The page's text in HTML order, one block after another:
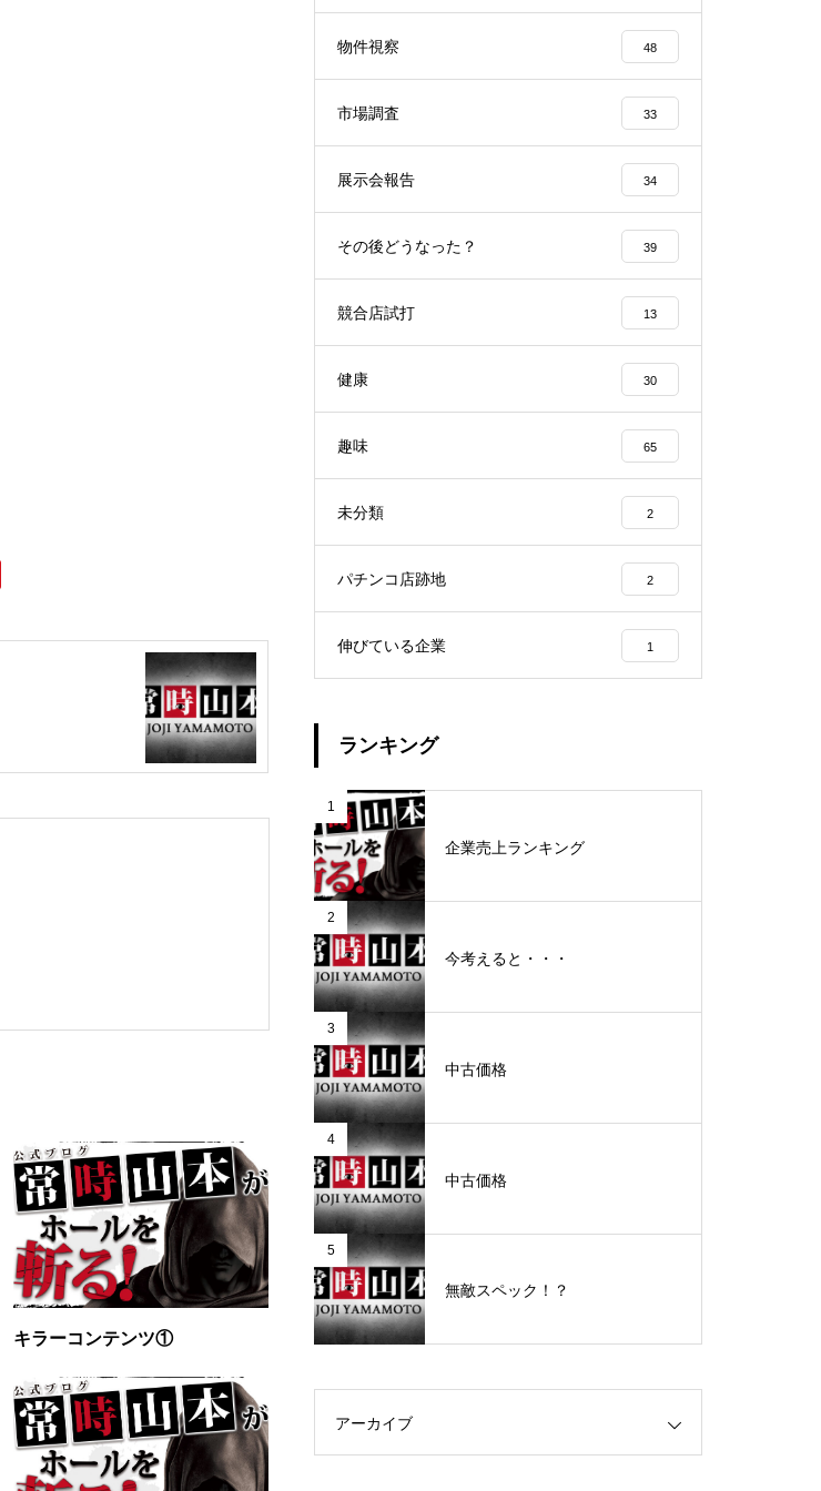
工事中
グランドクローズ
グランドクローズ
グランドクローズ グランドクローズ
グランドオープン
キラーコンテンツ①
物件視察 48
市場調査 33
展示会報告 34
その後どうなった？ 39
競合店試打 13
健康 30
趣味 65
未分類 2
パチンコ店跡地 2
伸びている企業 1
ランキング
1
企業売上ランキング
2
今考えると・・・
3
中古価格
4
中古価格
5
無敵スペック！？
アーカイブ